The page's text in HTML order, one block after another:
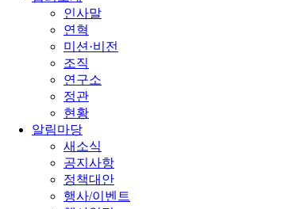
인사말
연혁
미션·비전
조직
연구소
정관
현황
알림마당
새소식
공지사항
정책대안
행사/이벤트